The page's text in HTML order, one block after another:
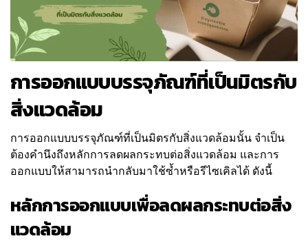
การออกแบบบรรจุภัณฑ์ที่เป็นมิตรกับ
สิ่งแวดล้อม
การออกแบบบรรจุภัณฑ์ที่เป็นมิตรกับสิ่งแวดล้อมนั้น จำเป็น
ต้องคำนึงถึงหลักการลดผลกระทบต่อสิ่งแวดล้อม และการ
ออกแบบให้สามารถนำกลับมาใช้ซ้ำหรือรีไซเคิลได้ ดังนี้
หลักการออกแบบเพื่อลดผลกระทบต่อสิ่ง
แวดล้อม